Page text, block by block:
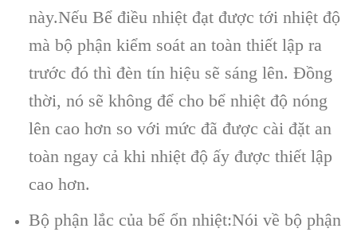
này.Nếu Bể điều nhiệt đạt được tới nhiệt độ
mà bộ phận kiểm soát an toàn thiết lập ra
trước đó thì đèn tín hiệu sẽ sáng lên. Đồng
thời, nó sẽ không để cho bể nhiệt độ nóng
lên cao hơn so với mức đã được cài đặt an
toàn ngay cả khi nhiệt độ ấy được thiết lập
cao hơn.
Bộ phận lắc của bể ổn nhiệt:Nói về bộ phận